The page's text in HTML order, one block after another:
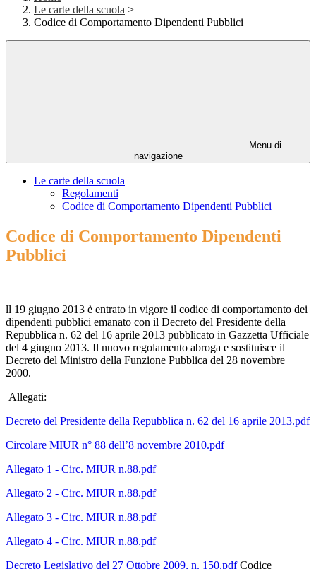
Le carte della scuola >
Codice di Comportamento Dipendenti Pubblici
Menu di
navigazione
Le carte della scuola
Regolamenti
Codice di Comportamento Dipendenti Pubblici
Codice di Comportamento Dipendenti
Pubblici
ll 19 giugno 2013 è entrato in vigore il codice di comportamento dei
dipendenti pubblici emanato con il Decreto del Presidente della
Repubblica n. 62 del 16 aprile 2013 pubblicato in Gazzetta Ufficiale
del 4 giugno 2013. Il nuovo regolamento abroga e sostituisce il
Decreto del Ministro della Funzione Pubblica del 28 novembre
2000.
Allegati:
Decreto del Presidente della Repubblica n. 62 del 16 aprile 2013.pdf
Circolare MIUR n° 88 dell’8 novembre 2010.pdf
Allegato 1 - Circ. MIUR n.88.pdf
Allegato 2 - Circ. MIUR n.88.pdf
Allegato 3 - Circ. MIUR n.88.pdf
Allegato 4 - Circ. MIUR n.88.pdf
Decreto Legislativo del 27 Ottobre 2009, n. 150.pdf Codice